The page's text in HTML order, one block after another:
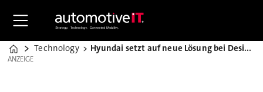
Home
Technology Hyundai setzt auf neue Lösung bei Designentwicklung
ANZEIGE
ANZEIGE